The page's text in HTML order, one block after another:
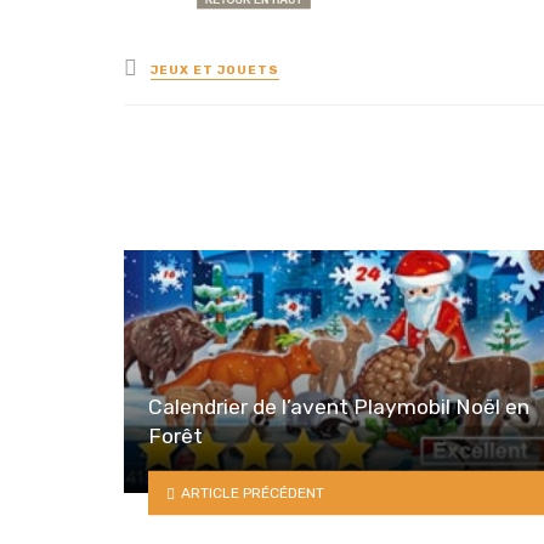
Posted
in
JEUX ET JOUETS
Calendrier de l’avent Playmobil Noël en
Forêt
ARTICLE PRÉCÉDENT